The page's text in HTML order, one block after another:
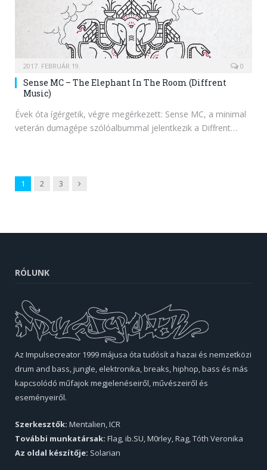
2017. FEBRUÁR 19. 0
Sense MC – The Elephant In The Room (Diffrent
Music)
Évek óta ígérgetik, végre megérkezett: Sense MC, a minimal
veterán dumagépe szólóalbummal jelentkezik a Diffrent…
1 2 3 Next
RÓLUNK
Az Impulsecreator 1999 májusa óta tudósít a hazai és nemzetközi
drum and bass, jungle, elektronika, breaks, hiphop, bass és más
kapcsolódó műfajok megjelenéseiről, művészeiről és
eseményeiről.
Szerkesztők: Mentalien, ICR
További munkatársak: Flag, ib.SU, M0rley, Rag, Tóth Veronika
Az oldal készítője: Solarian